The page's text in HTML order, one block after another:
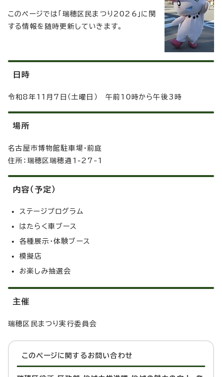
このページでは「瑞穂区民まつり2026」に関
する情報を随時更新していきます。
日時
令和8年11月7日（土曜日） 午前10時から午後3時
場所
名古屋市博物館駐車場・前庭
住所：瑞穂区瑞穂通1-27-1
内容（予定）
ステージプログラム
はたらく車ブース
各種展示・体験ブース
模擬店
お楽しみ抽選会
主催
瑞穂区民まつり実行委員会
このページに関する お問い合わせ